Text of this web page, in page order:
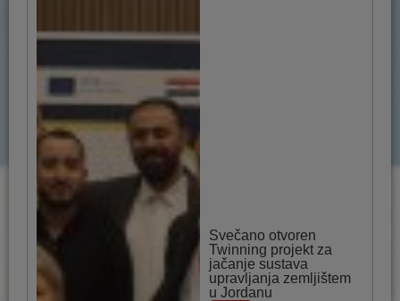
Svečano otvoren
Twinning projekt za
jačanje sustava
upravljanja zemljištem
u Jordanu